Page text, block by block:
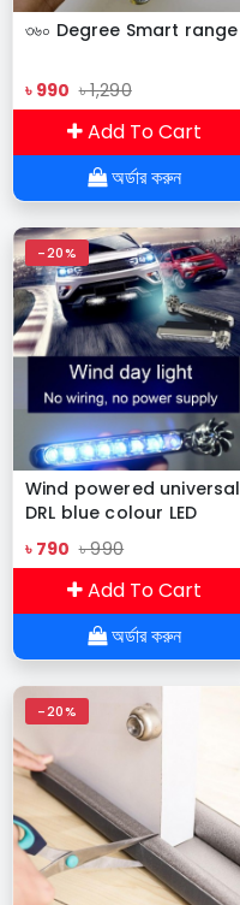
৩৬০ Degree Smart range
৳ 990 ৳ 1,290
Add To Cart
অর্ডার করুন
-20%
Wind powered universal
DRL blue colour LED
Lights 2 pis
৳ 790 ৳ 990
Add To Cart
অর্ডার করুন
-20%